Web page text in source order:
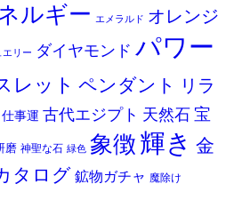
ルギー エメラルド オレンジ
エリー ダイヤモンド パワー
レット ペンダント
リラ
仕事運 古代エジプト 天然石 宝
磨 神聖な石 緑色 象徴 輝き 金
タログ 鉱物ガチャ 魔除け